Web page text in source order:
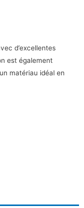
d’excellentes
est également
un matériau idéal en